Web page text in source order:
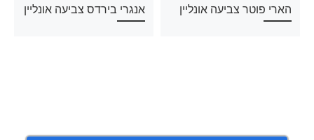
הארי פוטר צביעה אונליין אנגרי בירדס צביעה אונליין